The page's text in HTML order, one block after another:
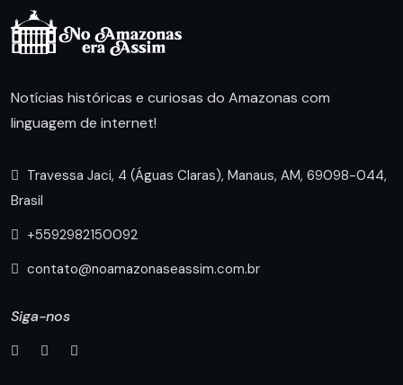
Notícias históricas e curiosas do Amazonas com
linguagem de internet!
Travessa Jaci, 4 (Águas Claras), Manaus, AM, 69098-044,
Brasil
+5592982150092
contato@noamazonaseassim.com.br
Siga-nos